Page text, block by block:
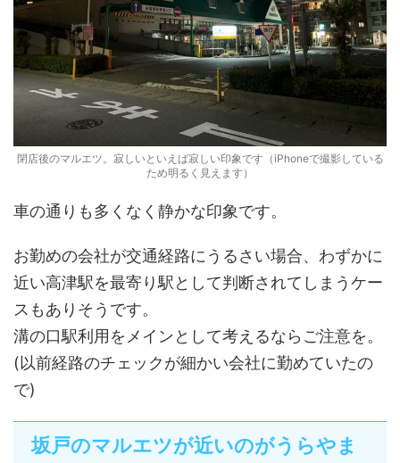
閉店後のマルエツ。寂しいといえば寂しい印象です（iPhoneで撮影している
ため明るく見えます）
車の通りも多くなく静かな印象です。
お勤めの会社が交通経路にうるさい場合、わずかに
近い高津駅を最寄り駅として判断されてしまうケー
スもありそうです。
溝の口駅利用をメインとして考えるならご注意を。
(以前経路のチェックが細かい会社に勤めていたの
で)
坂戸のマルエツが近いのがうらやま